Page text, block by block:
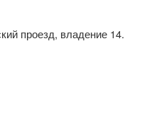
проезд, владение 14.